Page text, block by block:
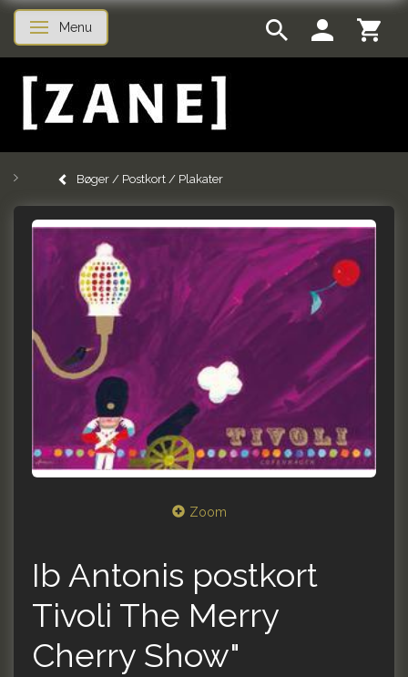
Skifte navigation
Menu
Bøger / Postkort / Plakater
Zoom
Ib Antonis postkort
Tivoli The Merry
Cherry Show"